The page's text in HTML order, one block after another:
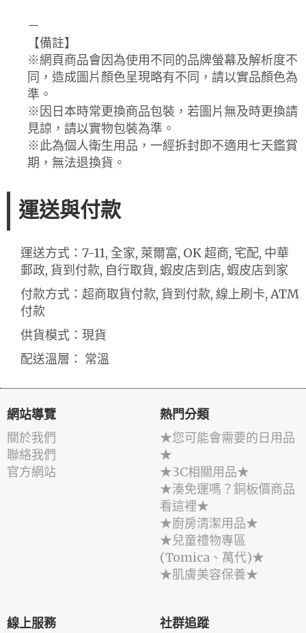
－
【備註】
※網頁商品會因為使用不同的品牌螢幕及解析度不
同，造成圖片顏色呈現略有不同，請以實品顏色為
準。
※因日本時常更換商品包裝，若圖片無及時更換請
見諒，請以實物包裝為準。
※此為個人衛生用品，一經拆封即不適用七天鑑賞
期，無法退換貨。
運送與付款
運送方式：7-11, 全家, 萊爾富, OK 超商, 宅配, 中華
郵政, 貨到付款, 自行取貨, 蝦皮店到店, 蝦皮店到家
付款方式：超商取貨付款, 貨到付款, 線上刷卡, ATM
付款
供貨模式：現貨
配送溫層： 常溫
網站導覽
關於我們
聯絡我們
官方網站
熱門分類
★您可能會需要的日用品
★
★3C相關用品★
★湊免運嗎？銅板價商品
看這裡★
★廚房清潔用品★
★兒童禮物專區
(Tomica、萬代)★
★肌膚美容保養★
線上服務 社群追蹤